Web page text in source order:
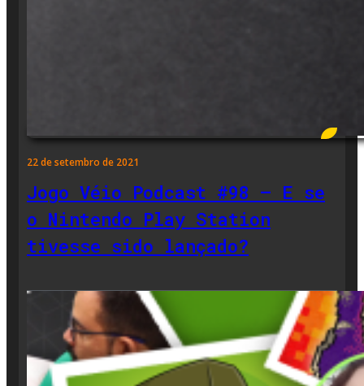
22 de setembro de 2021
Jogo Véio Podcast #98 – E se
o Nintendo Play Station
tivesse sido lançado?